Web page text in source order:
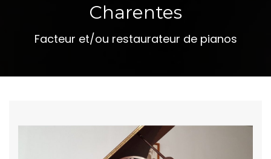
Charentes
Facteur et/ou restaurateur de pianos